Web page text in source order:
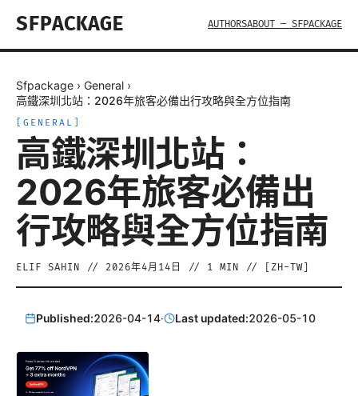
SFPACKAGE AUTHORSABOUT — SFPACKAGE
Sfpackage › General ›
高鐵深圳北站：2026年旅客必備出行攻略與全方位指南
GENERAL
高鐵深圳北站：
2026年旅客必備出
行攻略與全方位指南
ELIF SAHIN // 2026年4月14日 // 1 MIN // [ ZH-TW
Published:2026-04-14· Last updated:2026-05-10